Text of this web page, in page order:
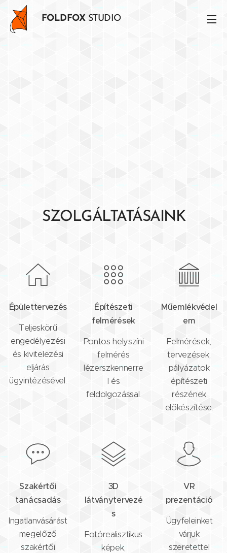
FOLDFOXSTUDIO
SZOLGÁLTATÁSAINK
Épülettervezés
Teljeskörű
engedélyezési
és kivitelezési
eljárás
ügyintézésével.
Építészeti
felmérések
Pontos helyszíni
felmérés
lézerszkennerre
l és
feldolgozással.
Műemlékvédel
em
Felmérések,
tervezések,
pályázatok
építészeti
részének
előkészítése.
Szakértői
tanácsadás
Ingatlanvásárást
megelőző
szakértői
3D
látványtervezé
s
Fotórealisztikus
képek,
VR
prezentáció
Ügyfeleinket
várjuk
szeretettel